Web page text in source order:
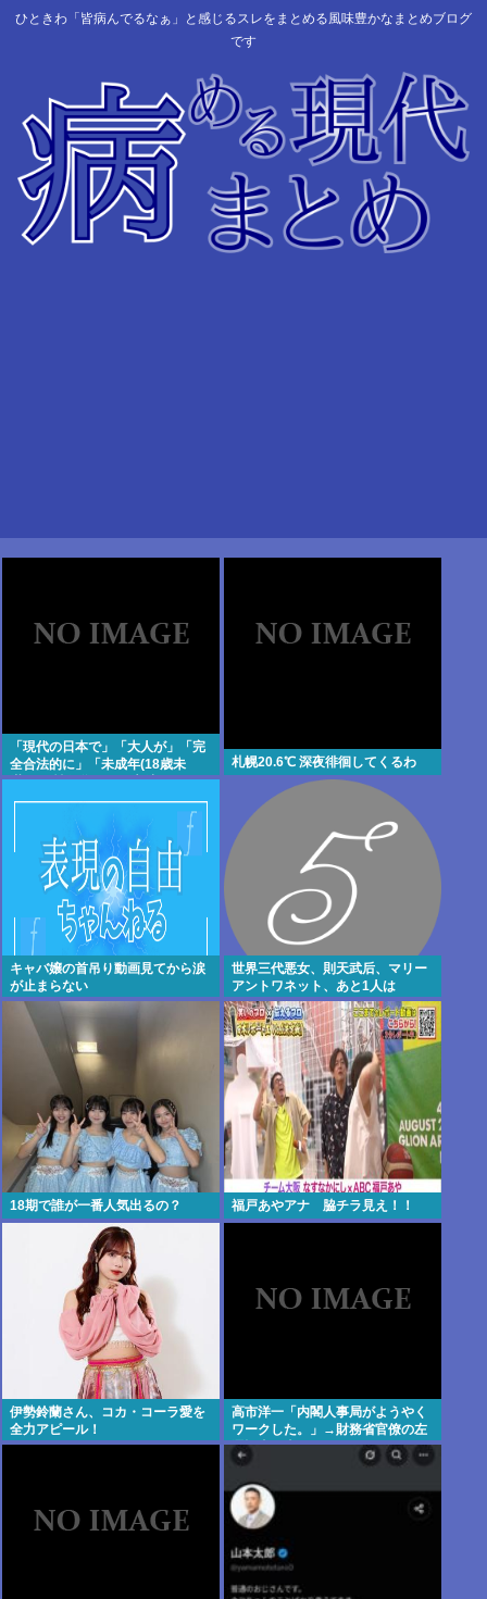
ひときわ「皆病んでるなぁ」と感じるスレをまとめる風味豊かなまとめブログ
です
「現代の日本で」「大人が」「完
全合法的に」「未成年(18歳未
満)」と性行為をする方法ってある
の？
札幌20.6℃ 深夜徘徊してくるわ
キャバ嬢の首吊り動画見てから涙
が止まらない
世界三代悪女、則天武后、マリー
アントワネット、あと1人は
18期で誰が一番人気出るの？ 福戸あやアナ 脇チラ見え！！
伊勢鈴蘭さん、コカ・コーラ愛を
全力アピール！
高市洋一「内閣人事局がようやく
ワークした。」→財務省官僚の左
遷記事を喜んでポスト